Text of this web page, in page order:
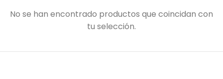
No se han encontrado productos que coincidan con
tu selección.